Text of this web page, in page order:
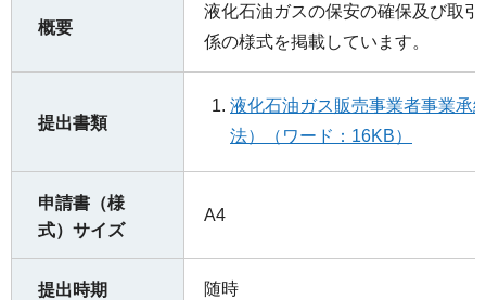
概要
液化石油ガスの保安の確保及び取
係の様式を掲載しています。
提出書類
液化石油ガス販売事業者事業承
法）（ワード：16KB）
申請書（様
式）サイズ
A4
提出時期 随時